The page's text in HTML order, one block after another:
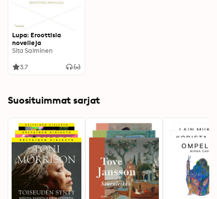
Lupa: Eroottisia
novelleja
Sita Salminen
3.7
Suosituimmat sarjat